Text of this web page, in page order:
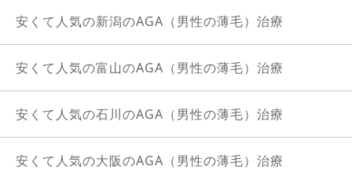
安くて人気の新潟のAGA（男性の薄毛）治療
安くて人気の富山のAGA（男性の薄毛）治療
安くて人気の石川のAGA（男性の薄毛）治療
安くて人気の大阪のAGA（男性の薄毛）治療